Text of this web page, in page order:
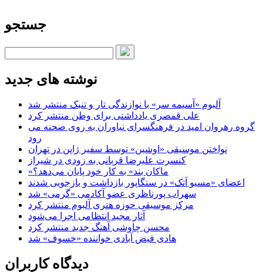
جستجو
نوشته های جدید
آلبوم «آسیمه سر» با نوازندگی تار و تنبک منتشر شد
علی قمصری یادداشتی برای وطن منتشر کرد
گروه رهروان امید در فرهنگسرای نیاوران به روی صحنه می
رود
نواختن موسیقی «اوشین» توسط سفیر ژاپن در تهران
کنسرت علیرضا قربانی به زودی در شیراز
«ماکان بند» به کار خود پایان می‌دهد؟
اعضای «مسیو اَتک» در سنگاپور بازداشت و بازجویی شدند
سهراب پورناظری عضو آکادمی «گرمی» شد
مرکز موسیقی حوزه هنری آلبوم منتشر کرد
آثار مجید انتظامی اجرا می‌شود
محسن چاوشی آهنگ جدید منتشر کرد
هادی فیض آبادی خواننده «خسوف» شد
دیدگاه کاربران